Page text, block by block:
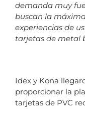
demanda muy
buscan la
experiencias de
tarjetas de metal
Idex y Kona
proporcionar la
tarjetas de PVC